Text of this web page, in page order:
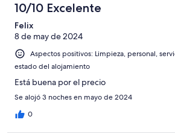
10/10 Excelente
Felix
8 de may de 2024
Aspectos positivos: Limpieza, personal,
estado del alojamiento
Está buena por el precio
Se alojó 3 noches en mayo de 2024
0